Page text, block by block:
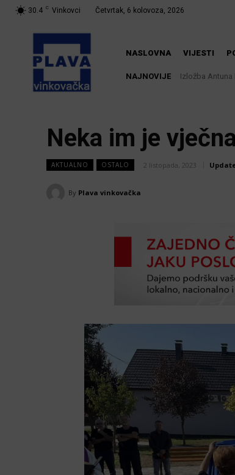
30.4 C Vinkovci Četvrtak, 6 kolovoza, 2026
NASLOVNA VIJESTI
NAJNOVIJE Izložba
Dodatne
Neka im je
AKTUALNO OSTALO 2 listopada, 2023
By Plava vinkovačka